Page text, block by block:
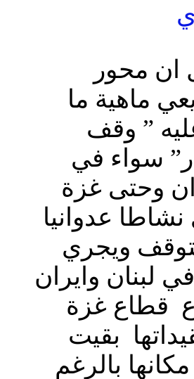
ان محور
ماهية ما
” وقف
سواء في
وحتى غزة
عدوانيا
ويجري
لبنان وايران
قطاع غزة
بقيت
بالرغم